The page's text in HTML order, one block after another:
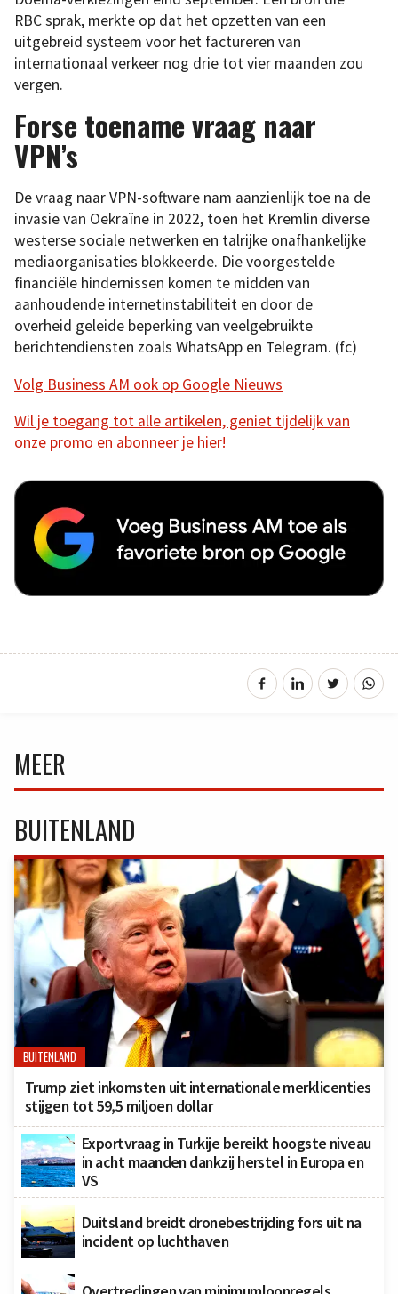
RBC sprak, merkte op dat het opzetten van een
uitgebreid systeem voor het factureren van
internationaal verkeer nog drie tot vier maanden zou
vergen.
Forse toename vraag naar
VPN’s
De vraag naar VPN-software nam aanzienlijk toe na de
invasie van Oekraïne in 2022, toen het Kremlin diverse
westerse sociale netwerken en talrijke onafhankelijke
mediaorganisaties blokkeerde. Die voorgestelde
financiële hindernissen komen te midden van
aanhoudende internetinstabiliteit en door de
overheid geleide beperking van veelgebruikte
berichtendiensten zoals WhatsApp en Telegram. (fc)
Volg Business AM ook op Google Nieuws
Wil je toegang tot alle artikelen, geniet tijdelijk van
onze promo en abonneer je hier!
MEER
BUITENLAND
BUITENLAND
Trump ziet inkomsten uit internationale merklicenties
stijgen tot 59,5 miljoen dollar
Exportvraag in Turkije bereikt hoogste niveau
in acht maanden dankzij herstel in Europa en
VS
Duitsland breidt dronebestrijding fors uit na
incident op luchthaven